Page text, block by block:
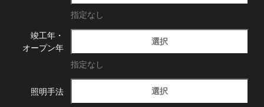
指定なし
竣工年・
オープン年
選択
指定なし
照明手法 選択